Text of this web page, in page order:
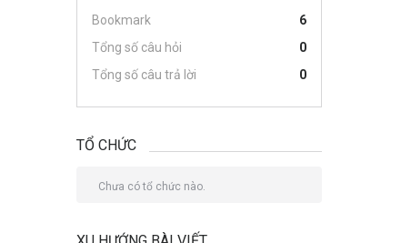
Bookmark
6
Tổng số câu hỏi
0
Tổng số câu trả lời
0
TỔ CHỨC
Chưa có tổ chức nào.